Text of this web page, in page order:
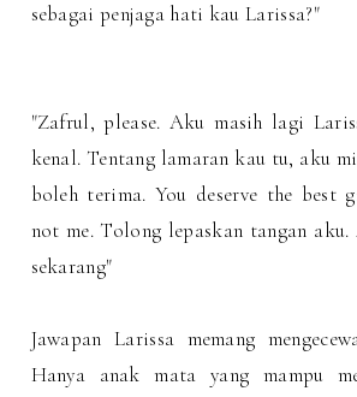
sebagai penjaga hati kau Larissa?"
"Zafrul, please. Aku masih lagi
kenal. Tentang lamaran kau tu, aku
boleh terima. You deserve the
not me. Tolong lepaskan tangan
sekarang"
Jawapan Larissa memang
Hanya anak mata yang mampu